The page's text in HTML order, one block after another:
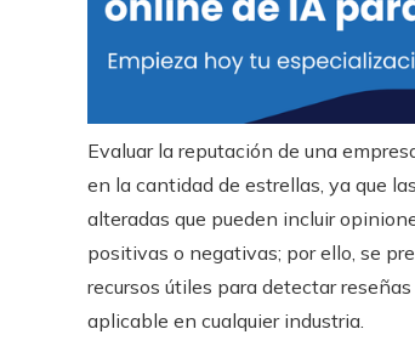
Evaluar la reputación de una
en la cantidad de estrellas, ya que
alteradas que pueden incluir
positivas o negativas; por ello, se
recursos útiles para detectar
aplicable en cualquier industria.